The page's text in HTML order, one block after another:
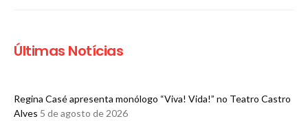
Últimas Notícias
Regina Casé apresenta monólogo “Viva! Vida!” no Teatro Castro
Alves 5 de agosto de 2026